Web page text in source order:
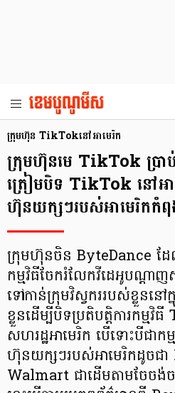
ក្រុមហ៊ុន TikTok​នៅអាមេរិក
ក្រុមហ៊ុនមេ TikTok ប្រាប់
ត្រៀមបិទ TikTok នៅអ
ហ៊ុនយក្សៗរបស់អាមេរិកកំ
ក្រុមហ៊ុនចិន ByteDance ដ
កម្មវិធីចែករំលែកវីដេអូបណ្ដា
ទៅកាន់ក្រុមវិស្វកររបស់ខ្លួននៅ
ខ្លួនដើម្បីបិទប្រតិបត្តិការកម្ម
សហរដ្ឋអាមេរិក បើទោះបីជាក
ហ៊ុនយក្សៗរបស់អាមេរិកដូចជ
Walmart ជាដើមតាមចែច